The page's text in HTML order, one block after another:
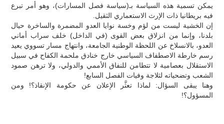
يمكن تسمية هذه السياسة بـ(سياسة فصل المسارات)، وهو أمر تبرع
فيه بريطانيا ذات الإرث الاستعماري الثقيل.
إن الخشية ليست من لؤم وخسة نوايا العدو المضمرة والساخرة حيال
بلدنا، وإنما من انزلاق بعض القوى (في الداخل) خلف سراب أماني
العدو، بالانسلاخ عن اللحظة الوطنية الجامعة، وانتهاج مسار تسووي يعيد
رسم خارطة الاصطفاف السياسي خارج خنادق ملحمة الكفاح في سبيل
الاستقلال بعصامية لا تتطامن للنفاق الأممي والدولي، ولا ترهن صمود
الشعب وتضحياته لثلاجة وفيات الفصل السابع!
وهنا يبقى السؤال: لماذا تعثَّر الإعلان عن حكومة الإنقاذ؟! ومن
المسؤول؟!